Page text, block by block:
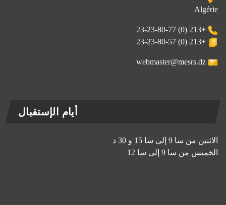
Algérie
+213 (0) 23-23-80-77
+213 (0) 23-23-80-57
webmaster@mesrs.dz
أيام الإستقبال
الاثنين من سا 9 إلى سا 15 و 30 د
الخميس من سا 9 إلى سا 12